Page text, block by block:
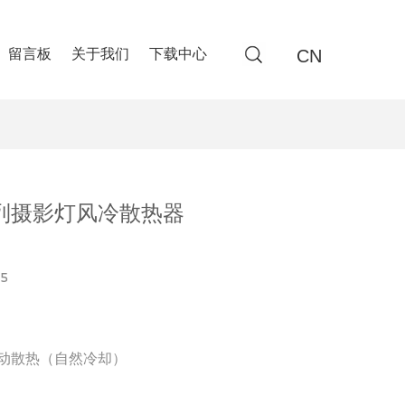
CN
留言板 关于我们 下载中心
摄影灯风冷散热器
散热（自然冷却）